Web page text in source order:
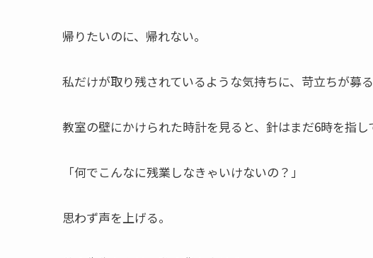
帰りたいのに、帰れない。
私だけが取り残されているような気持ちに、苛立ちが募る
教室の壁にかけられた時計を見ると、針はまだ6時を指し
「何でこんなに残業しなきゃいけないの？」
思わず声を上げる。